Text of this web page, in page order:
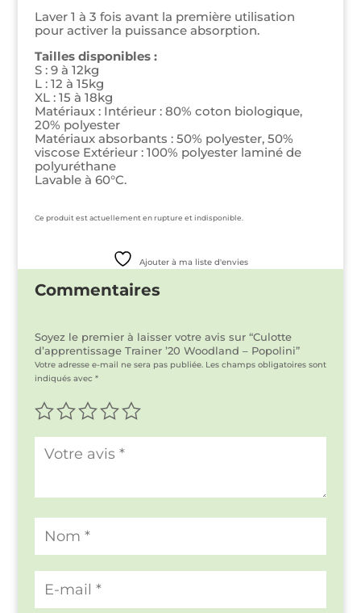
Laver 1 à 3 fois avant la première utilisation
pour activer la puissance absorption.
Tailles disponibles :
S : 9 à 12kg
L : 12 à 15kg
XL : 15 à 18kg
Matériaux : Intérieur : 80% coton biologique,
20% polyester
Matériaux absorbants : 50% polyester, 50%
viscose Extérieur : 100% polyester laminé de
polyuréthane
Lavable à 60°C.
Ce produit est actuellement en rupture et indisponible.
Ajouter à ma liste d'envies
Commentaires
Soyez le premier à laisser votre avis sur “Culotte
d’apprentissage Trainer ’20 Woodland – Popolini”
Votre adresse e-mail ne sera pas publiée. Les champs obligatoires sont
indiqués avec *